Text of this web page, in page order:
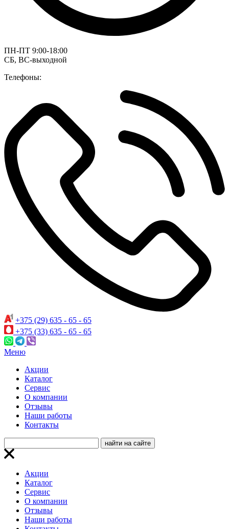
ПН-ПТ 9:00-18:00
СБ, ВС-выходной
Телефоны:
+375 (29) 635 - 65 - 65
+375 (33) 635 - 65 - 65
Меню
Акции
Каталог
Сервис
О компании
Отзывы
Наши работы
Контакты
Акции
Каталог
Сервис
О компании
Отзывы
Наши работы